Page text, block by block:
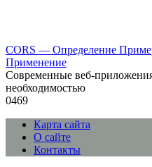
CORS — Определение
Применение
Современные веб-
необходимостью
0469
Карта сайта
О сайте
Контакты